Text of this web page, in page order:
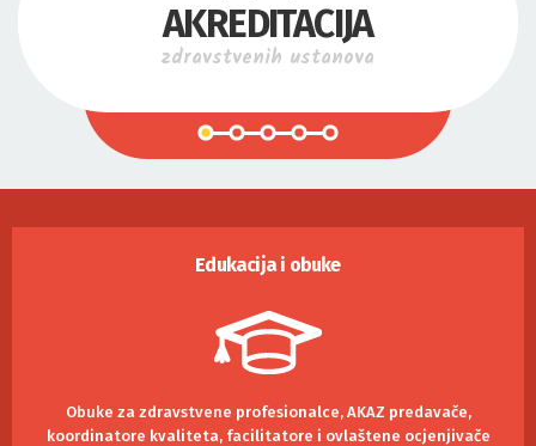
AKREDITACIJA
zdravstvenih ustanova
Edukacija i obuke
Obuke za zdravstvene profesionalce, AKAZ predavače,
koordinatore kvaliteta, facilitatore i ovlaštene ocjenjivače